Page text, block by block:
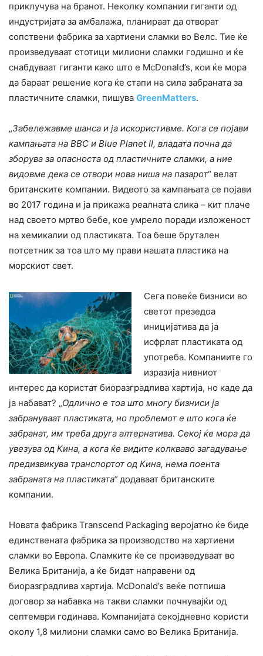
приклучува на бранот. Неколку компании гиганти од
индустријата за амбалажа, планираат да отворат
сопствени фабрика за хартиени сламки во Велс. Тие ќе
произведуваат стотици милиони сламки годишно и ќе
снабдуваат гиганти како што е McDonald’s, кои ќе мора
да бараат решение кога ќе стапи на сила забраната за
пластичните сламки, пишува GreenMatters.
„Забележавме шанса и ја искористивме. Кога се појави
кампањата на BBC и Blue Planet II, владата почна да
зборува за опасноста од пластичните сламки, а ние
видовме дека се отвори нова ниша на пазарот“ велат
британските компании. Видеото за кампањата се појави
во 2017 година и ја прикажа реалната слика – кит плаче
над своето мртво бебе, кое умрело поради изложеност
на хемикалии од пластиката. Тоа беше брутален
потсетник за тоа што му прави нашата пластика на
морскиот свет.
Сега повеќе бизниси во
светот презедоа
иницијатива да ја
исфрлат пластиката од
употреба. Компаниите го
изразија нивниот
интерес да користат биоразградлива хартија, но каде да
ја набават? „Одлично е тоа што многу бизниси ја
забрануваат пластиката, но проблемот е што кога ќе
забранат, им треба друга алтернатива. Секој ќе мора да
увезува од Кина, а кога ќе видите колкваво загадување
предизвикува транспортот од Кина, нема поента
забраната на пластиката“додаваат британските
компании.
Новата фабрика Transcend Packaging веројатно ќе биде
единствената фабрика за производство на хартиени
сламки во Европа. Сламките ќе се произведуваат во
Велика Британија, а ќе бидат направени од
биоразградлива хартија. McDonald’s веќе потпиша
договор за набавка на такви сламки почнувајќи од
септември годинава. Компанијата секојдневно користи
околу 1,8 милиони сламки само во Велика Британија.